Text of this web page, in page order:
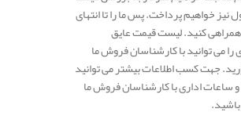
نیز خواهیم پرداخت. پس ما را تا انتهای
همراهی کنید. لیست قیمت عایق
را می توانید با کارشناسان فروش ما
جهت کسب اطلاعات بیشتر می توانید
ساعات اداری با کارشناسان فروش ما